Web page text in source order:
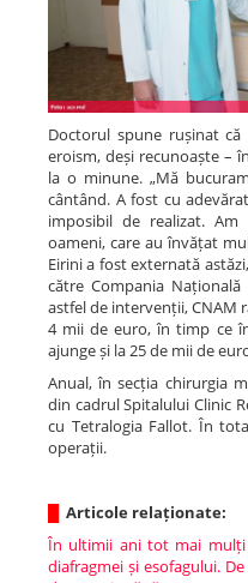
Doctorul spune rușinat
eroism, deși recunoaște –
la o minune. „Mă
cântând. A fost cu
imposibil de realizat.
oameni, care au învățat
Eirini a fost externată
către Compania
astfel de intervenții, CNAM
4 mii de euro, în timp ce
ajunge și la 25 de mii de
Anual, în secția chirurgia
din cadrul Spitalului Clinic
cu Tetralogia Fallot. În
operații.
Articole relaționate:
În ultimii ani tot mai mulți
diafragmei și esofagului.